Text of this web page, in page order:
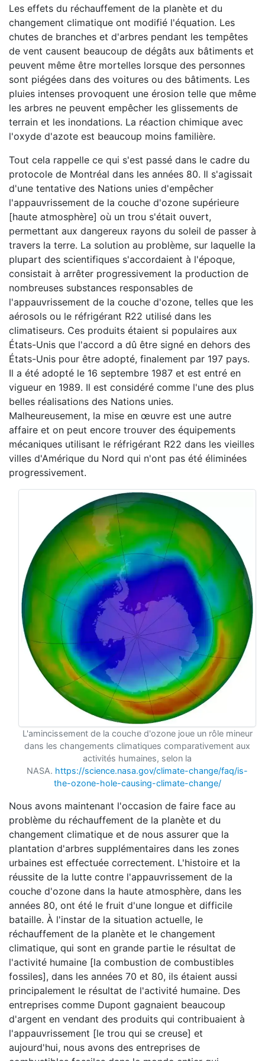
Les effets du réchauffement de la planète et du
changement climatique ont modifié l'équation. Les
chutes de branches et d'arbres pendant les tempêtes
de vent causent beaucoup de dégâts aux bâtiments et
peuvent même être mortelles lorsque des personnes
sont piégées dans des voitures ou des bâtiments. Les
pluies intenses provoquent une érosion telle que même
les arbres ne peuvent empêcher les glissements de
terrain et les inondations. La réaction chimique avec
l'oxyde d'azote est beaucoup moins familière.
Tout cela rappelle ce qui s'est passé dans le cadre du
protocole de Montréal dans les années 80. Il s'agissait
d'une tentative des Nations unies d'empêcher
l'appauvrissement de la couche d'ozone supérieure
[haute atmosphère] où un trou s'était ouvert,
permettant aux dangereux rayons du soleil de passer à
travers la terre. La solution au problème, sur laquelle la
plupart des scientifiques s'accordaient à l'époque,
consistait à arrêter progressivement la production de
nombreuses substances responsables de
l'appauvrissement de la couche d'ozone, telles que les
aérosols ou le réfrigérant R22 utilisé dans les
climatiseurs. Ces produits étaient si populaires aux
États-Unis que l'accord a dû être signé en dehors des
États-Unis pour être adopté, finalement par 197 pays.
Il a été adopté le 16 septembre 1987 et est entré en
vigueur en 1989. Il est considéré comme l'une des plus
belles réalisations des Nations unies.
Malheureusement, la mise en œuvre est une autre
affaire et on peut encore trouver des équipements
mécaniques utilisant le réfrigérant R22 dans les vieilles
villes d'Amérique du Nord qui n'ont pas été éliminées
progressivement.
L'amincissement de la couche d'ozone joue un rôle mineur
dans les changements climatiques comparativement aux
activités humaines, selon la
NASA. https://science.nasa.gov/climate-change/faq/is-
the-ozone-hole-causing-climate-change/
Nous avons maintenant l'occasion de faire face au
problème du réchauffement de la planète et du
changement climatique et de nous assurer que la
plantation d'arbres supplémentaires dans les zones
urbaines est effectuée correctement. L'histoire et la
réussite de la lutte contre l'appauvrissement de la
couche d'ozone dans la haute atmosphère, dans les
années 80, ont été le fruit d'une longue et difficile
bataille. À l'instar de la situation actuelle, le
réchauffement de la planète et le changement
climatique, qui sont en grande partie le résultat de
l'activité humaine [la combustion de combustibles
fossiles], dans les années 70 et 80, ils étaient aussi
principalement le résultat de l'activité humaine. Des
entreprises comme Dupont gagnaient beaucoup
d'argent en vendant des produits qui contribuaient à
l'appauvrissement [le trou qui se creuse] et
aujourd'hui, nous avons des entreprises de